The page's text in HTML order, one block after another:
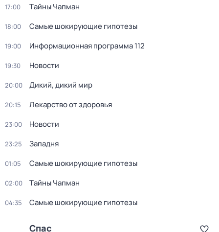
17:00 Тaйны Чапман
18:00 Самые шoкиpующие гипотезы
19:00 Информационная программа 112
19:30 Новости
20:00 Дикий, дикий мир
20:15 Лекарство от здоровья
23:00 Новости
23:25 Западня
01:05 Самые шoкиpующие гипотезы
02:00 Тaйны Чапман
04:35 Самые шoкиpующие гипотезы
Спас